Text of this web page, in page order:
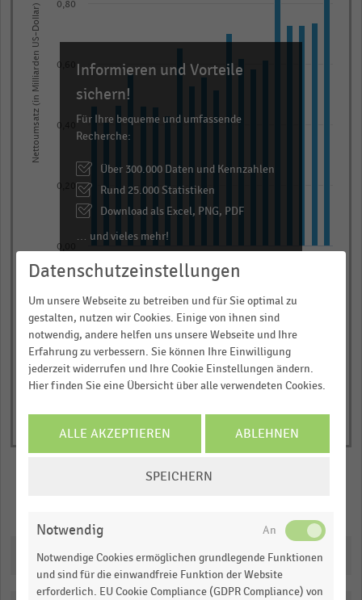
The
chart
has
axis
displaying
categories.
categories.
chart
has
axis
displaying
Nettoumsatz
(in
Milliarden
Dollar).
1.0737299999999999.
View
data
table.
Nettoumsatz (in Milliarden US-Dollar)
Q1 2017/18Q3 2017/18Q1 2018/19Q3 2018/19Q1 2019/20Q3 2019/20Q1 2020/21
Q3 2020/21
0,00
0,20
0,40
0,60
0,80
© Handelsdaten 2026
End
interactive
chart
Informieren und Vorteile
sichern!
Für Ihre bequeme und umfassende
Recherche:
Über 300.000 Daten und Kennzahlen
Rund 25.000 Statistiken
Download als Excel, PNG, PDF
… und vieles mehr!
JETZT INFORMIEREN
Downloads
Datenschutzeinstellungen
Um unsere Webseite zu betreiben und für Sie optimal zu
gestalten, nutzen wir Cookies. Einige von ihnen sind
notwendig, andere helfen uns unsere Webseite und Ihre
Erfahrung zu verbessern. Sie können Ihre Einwilligung
jederzeit widerrufen und Ihre Cookie Einstellungen ändern.
Hier finden Sie eine Übersicht über alle verwendeten Cookies.
ALLE AKZEPTIEREN ABLEHNEN
SPEICHERN
Notwendig
Notwendige Cookies ermöglichen grundlegende Funktionen
und sind für die einwandfreie Funktion der Website
erforderlich. EU Cookie Compliance (GDPR Compliance) von